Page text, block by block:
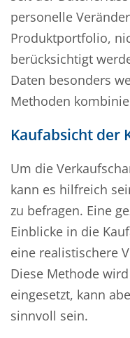
personelle
Produktportfolio,
berücksichtigt
Daten besonders
Methoden
Kaufabsicht der
Um die
kann es hilfreich
zu befragen. Eine
Einblicke in die
eine realistischere
Diese Methode
eingesetzt, kann
sinnvoll sein.